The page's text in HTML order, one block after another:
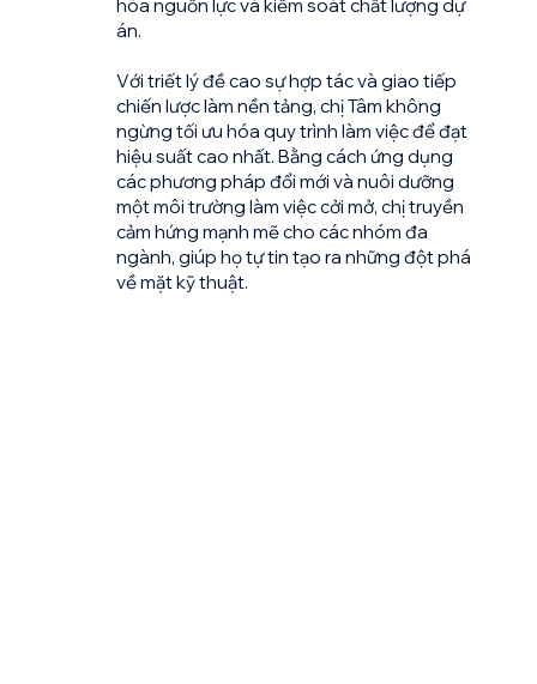
hóa nguồn lực và kiểm soát chất lượng dự
án.
Với triết lý đề cao sự hợp tác và giao tiếp
chiến lược làm nền tảng, chị Tâm không
ngừng tối ưu hóa quy trình làm việc để đạt
hiệu suất cao nhất. Bằng cách ứng dụng
các phương pháp đổi mới và nuôi dưỡng
một môi trường làm việc cởi mở, chị truyền
cảm hứng mạnh mẽ cho các nhóm đa
ngành, giúp họ tự tin tạo ra những đột phá
về mặt kỹ thuật.